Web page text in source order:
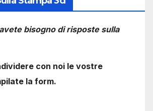
bisogno di risposte sulla
con noi le vostre
la form.